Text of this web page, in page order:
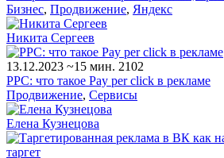
Бизнес, Продвижение, Яндекс
Никита Сергеев
13.12.2023 ~15 мин. 2102
РРС: что такое Pay per click в рекламе
Продвижение, Сервисы
Елена Кузнецова